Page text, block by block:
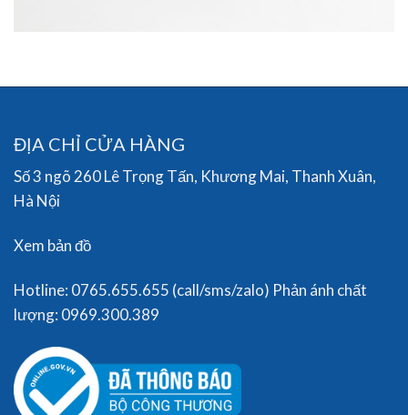
ĐỊA CHỈ CỬA HÀNG
Số 3 ngõ 260 Lê Trọng Tấn, Khương Mai, Thanh Xuân,
Hà Nội
Xem bản đồ
Hotline: 0765.655.655 (call/sms/zalo) Phản ánh chất
lượng: 0969.300.389